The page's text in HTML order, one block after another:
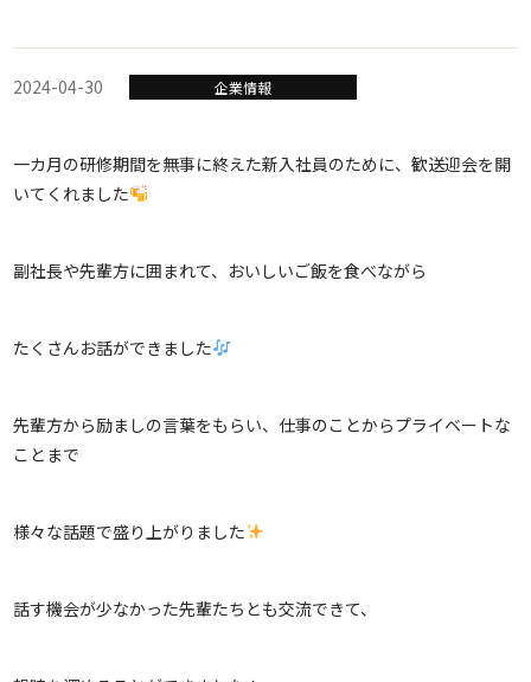
2024-04-30 企業情報
一カ月の研修期間を無事に終えた新入社員のために、歓送迎会を開
いてくれました
副社長や先輩方に囲まれて、おいしいご飯を食べながら
たくさんお話ができました
先輩方から励ましの言葉をもらい、仕事のことからプライベートな
ことまで
様々な話題で盛り上がりました
話す機会が少なかった先輩たちとも交流できて、